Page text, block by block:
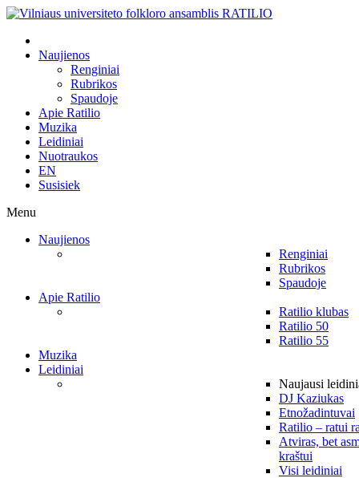
Naujienos
Renginiai
Rubrikos
Spaudoje
Apie Ratilio
Muzika
Leidiniai
Nuotraukos
EN
Susisiek
Menu
Naujienos
Renginiai
Rubrikos
Spaudoje
Apie Ratilio
Ratilio klubas
Ratilio 50
Ratilio 55
Muzika
Leidiniai
Naujausi
DJ Kaziukas
Etnožadintuvai
Ratilio – ratui
Atviras, bet
kraštui
Visi leidiniai